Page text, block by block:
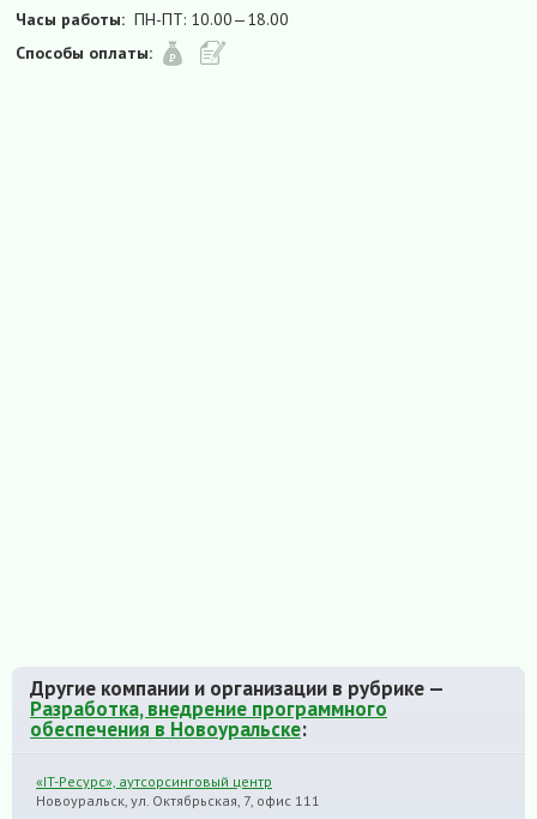
Часы работы: ПН-ПТ: 10.00—18.00
Способы оплаты:
Другие компании и организации в рубрике —
Разработка, внедрение программного
обеспечения в Новоуральске:
«IT-Ресурс», аутсорсинговый центр
Новоуральск, ул. Октябрьская, 7, офис 111